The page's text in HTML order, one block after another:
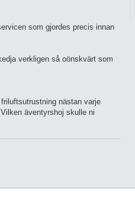
som gjordes precis innan
verkligen så oönskvärt som
nästan varje
äventyrshoj skulle ni